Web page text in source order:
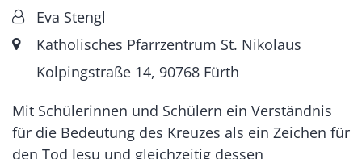
Von:Eva Stengl
Ort: Katholisches Pfarrzentrum St. Nikolaus
Kolpingstraße 14, 90768 Fürth
Mit Schülerinnen und Schülern ein Verständnis
für die Bedeutung des Kreuzes als ein Zeichen für
den Tod Jesu und gleichzeitig dessen